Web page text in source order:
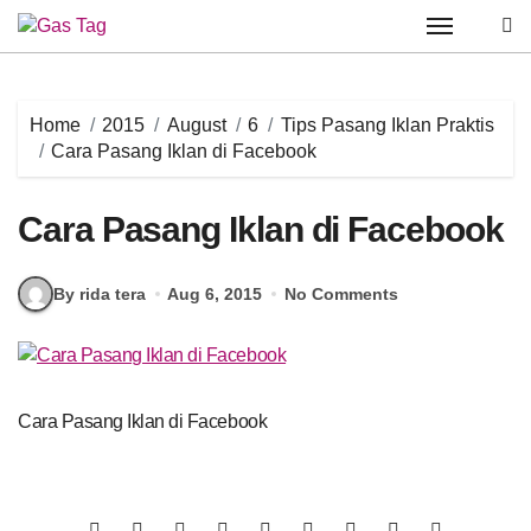
Skip
Home 2015 August 6
Tips Pasang Iklan Praktis
Cara Pasang Iklan di Facebook
Cara Pasang Iklan di Facebook
By rida tera Aug 6, 2015 No Comments
Cara Pasang Iklan di Facebook